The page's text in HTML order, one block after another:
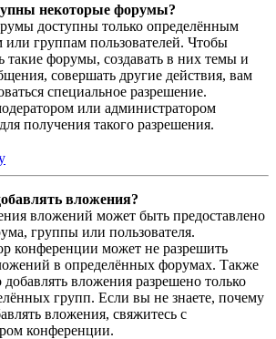
некоторые форумы?
доступны только определённым
или группам пользователей. Чтобы
такие форумы, создавать в них темы и
совершать другие действия, вам
специальное разрешение.
или администратором
получения такого разрешения.
вложения?
вложений может быть предоставлено
группы или пользователя.
конференции может не разрешить
в определённых форумах. Также
вложения разрешено только
групп. Если вы не знаете, почему
вложения, свяжитесь с
конференции.